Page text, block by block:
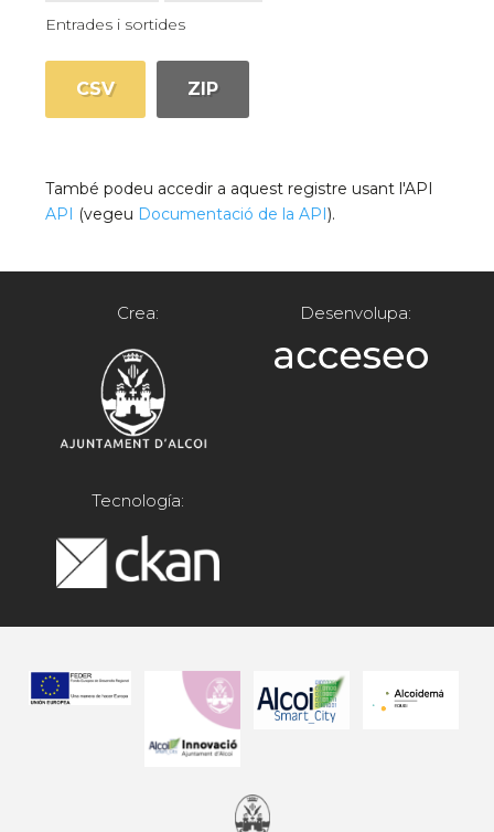
Entrades i sortides
CSV ZIP
També podeu accedir a aquest registre usant l'API
API (vegeu Documentació de la API).
Crea: Desenvolupa:
Tecnología: